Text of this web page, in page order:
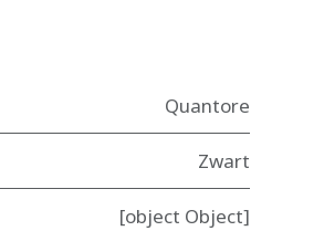
Quantore
Zwart
[object Object]